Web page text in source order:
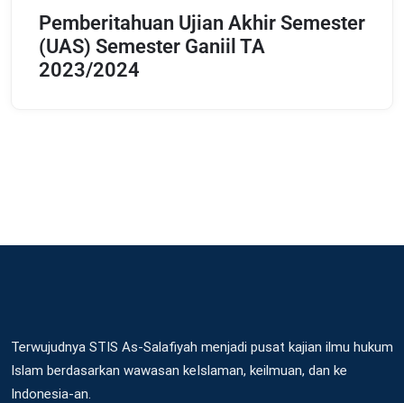
Pemberitahuan Ujian Akhir Semester
(UAS) Semester Ganiil TA
2023/2024
Terwujudnya STIS As-Salafiyah menjadi pusat kajian ilmu hukum
Islam berdasarkan wawasan keIslaman, keilmuan, dan ke
Indonesia-an.